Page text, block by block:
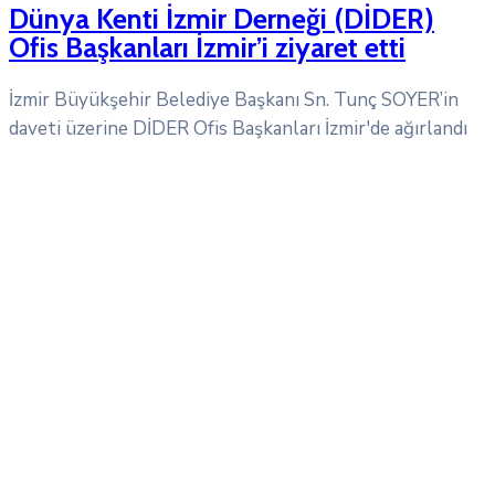
Dünya Kenti İzmir Derneği (DİDER)
Ofis Başkanları İzmir’i ziyaret etti
İzmir Büyükşehir Belediye Başkanı Sn. Tunç SOYER’in
daveti üzerine DİDER Ofis Başkanları İzmir'de ağırlandı